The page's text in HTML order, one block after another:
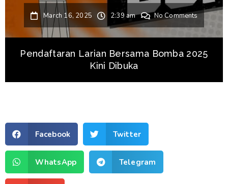
March 16, 2025 2:39 am No Comments
Pendaftaran Larian Bersama Bomba 2025
Kini Dibuka
Facebook Twitter
WhatsApp Telegram